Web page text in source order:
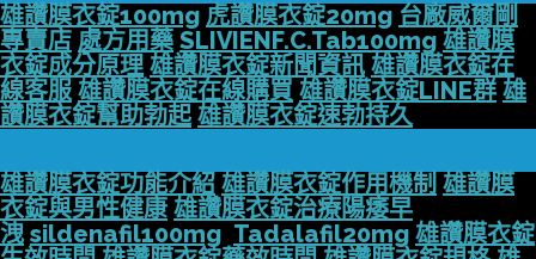
雄讚膜衣錠100mg 虎讚膜衣錠20mg 台廠威爾剛
專賣店 處方用藥 SLIVIENF.C.Tab100mg 雄讚膜
衣錠成分原理 雄讚膜衣錠新聞資訊 雄讚膜衣錠在
線客服 雄讚膜衣錠在線購買 雄讚膜衣錠LINE群 雄
讚膜衣錠幫助勃起 雄讚膜衣錠速勃持久
雄讚膜衣錠功能介紹 雄讚膜衣錠作用機制 雄讚膜
衣錠與男性健康 雄讚膜衣錠治療陽痿早
洩 sildenafil100mg Tadalafil20mg 雄讚膜衣錠